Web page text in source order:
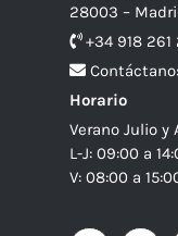
28003 –
+34 918 261
Horario
Verano Julio y
L-J: 09:00 a
V: 08:00 a